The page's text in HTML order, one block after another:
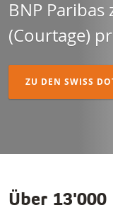
BNP Paribas
(Courtage)
ZU DEN SWISS
Über